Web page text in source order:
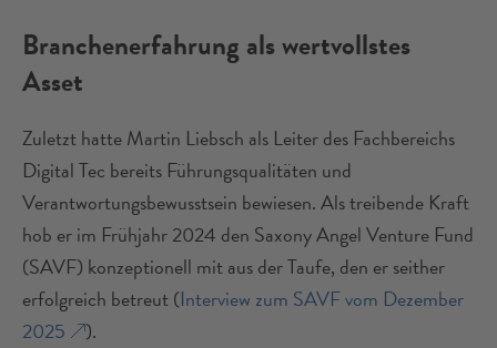
Branchenerfahrung als wertvollstes
Asset
Zuletzt hatte Martin Liebsch als Leiter des Fachbereichs
Digital Tec bereits Führungsqualitäten und
Verantwortungsbewusstsein bewiesen. Als treibende Kraft
hob er im Frühjahr 2024 den Saxony Angel Venture Fund
(SAVF) konzeptionell mit aus der Taufe, den er seither
erfolgreich betreut (Interview zum SAVF vom Dezember
2025
).